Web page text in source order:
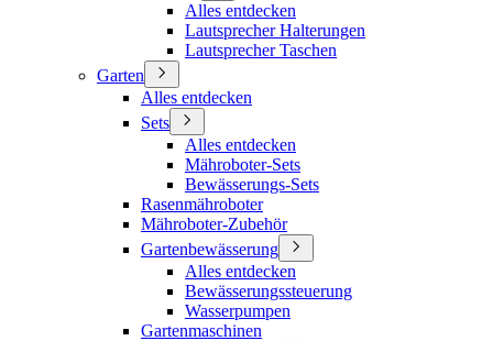
Alles entdecken
Lautsprecher Halterungen
Lautsprecher Taschen
Garten
Alles entdecken
Sets
Alles entdecken
Mähroboter-Sets
Bewässerungs-Sets
Rasenmähroboter
Mähroboter-Zubehör
Gartenbewässerung
Alles entdecken
Bewässerungssteuerung
Wasserpumpen
Gartenmaschinen